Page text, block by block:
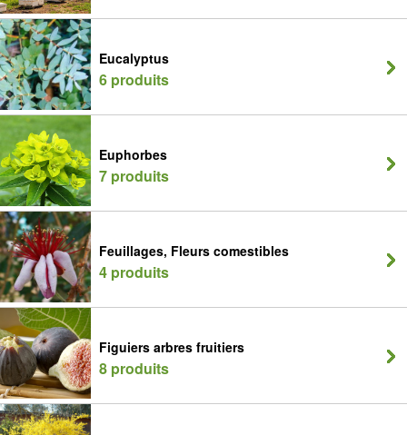
Eucalyptus
6 produits
Euphorbes
7 produits
Feuillages, Fleurs comestibles
4 produits
Figuiers arbres fruitiers
8 produits